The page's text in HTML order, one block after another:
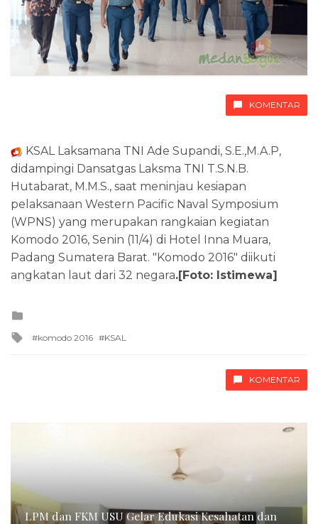
KOMENTAR
KSAL Laksamana TNI Ade Supandi, S.E.,M.A.P,
didampingi Dansatgas Laksma TNI T.S.N.B.
Hutabarat, M.M.S., saat meninjau kesiapan
pelaksanaan Western Pacific Naval Symposium
(WPNS) yang merupakan rangkaian kegiatan
Komodo 2016, Senin (11/4) di Hotel Inna Muara,
Padang Sumatera Barat. "Komodo 2016" diikuti
angkatan laut dari 32 negara.[Foto: Istimewa]
Tagged
komodo 2016 KSAL
KOMENTAR
LPM dan FKM USU Gelar Edukasi Kesahatan dan